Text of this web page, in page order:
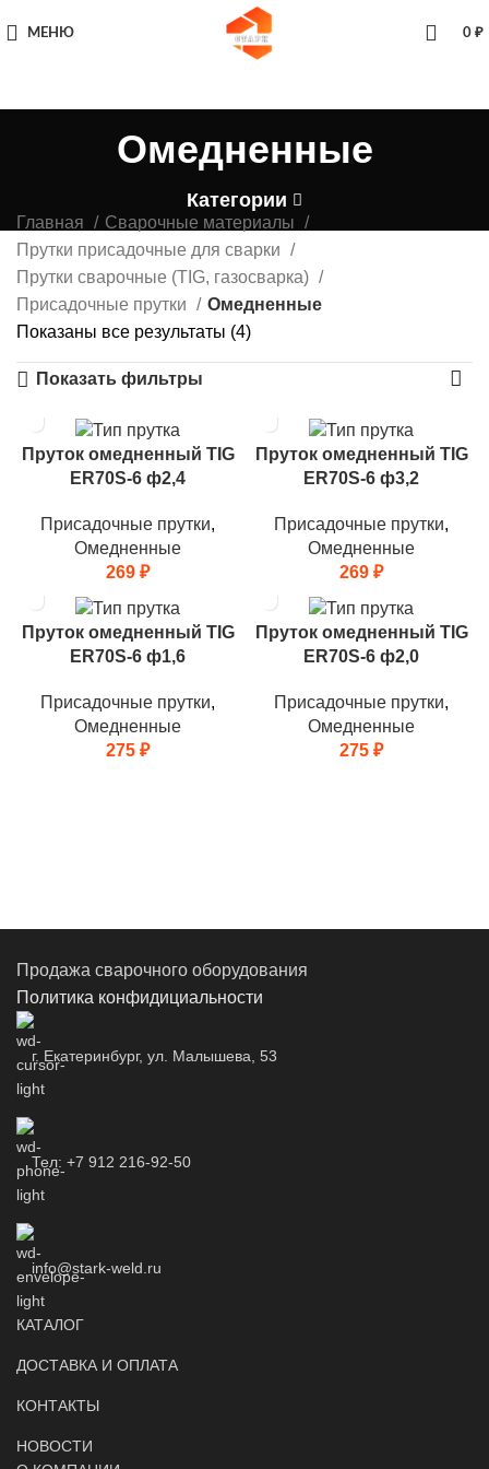
МЕНЮ 0 ₽
Омедненные
Категории
Главная
Сварочные материалы
Прутки присадочные для сварки
Прутки сварочные (TIG, газосварка)
Присадочные прутки
Омедненные
Показаны все результаты (4)
Показать фильтры
Пруток омедненный TIG
ER70S-6 ф2,4
Присадочные прутки,
Омедненные
269 ₽
Пруток омедненный TIG
ER70S-6 ф3,2
Присадочные прутки,
Омедненные
269 ₽
Пруток омедненный TIG
ER70S-6 ф1,6
Присадочные прутки,
Омедненные
275 ₽
Пруток омедненный TIG
ER70S-6 ф2,0
Присадочные прутки,
Омедненные
275 ₽
Продажа сварочного оборудования
Политика конфидициальности
г. Екатеринбург, ул. Малышева, 53
Тел: +7 912 216-92-50
info@stark-weld.ru
КАТАЛОГ
ДОСТАВКА И ОПЛАТА
КОНТАКТЫ
НОВОСТИ